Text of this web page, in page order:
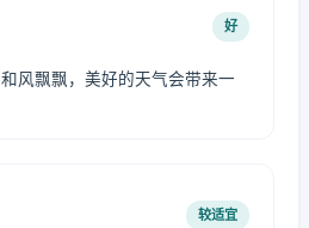
好
风飘飘，美好的天气会带来一
较适宜